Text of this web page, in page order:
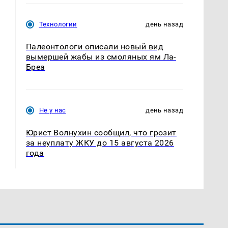
Технологии день назад
Палеонтологи описали новый вид
вымершей жабы из смоляных ям Ла-
Бреа
Не у нас день назад
Юрист Волнухин сообщил, что грозит
за неуплату ЖКУ до 15 августа 2026
года